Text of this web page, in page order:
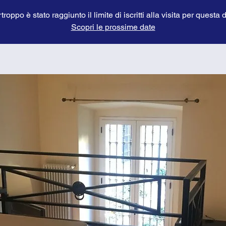
è stato raggiunto il limite di iscritti alla visita per questa
Scopri le prossime date